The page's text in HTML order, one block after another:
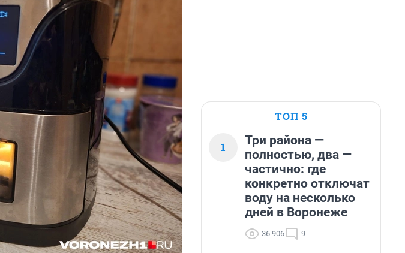
ТОП 5
1
Три района —
полностью, два —
частично: где
конкретно отключат
воду на несколько
дней в Воронеже
36 906 9